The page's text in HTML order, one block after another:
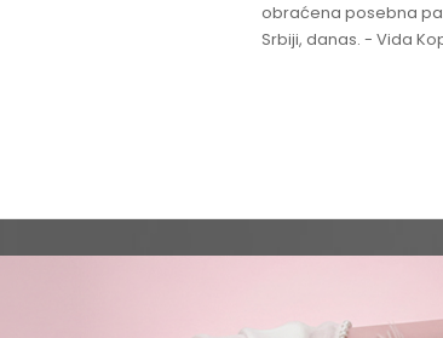
obraćena posebna
Srbiji, danas. - Vida